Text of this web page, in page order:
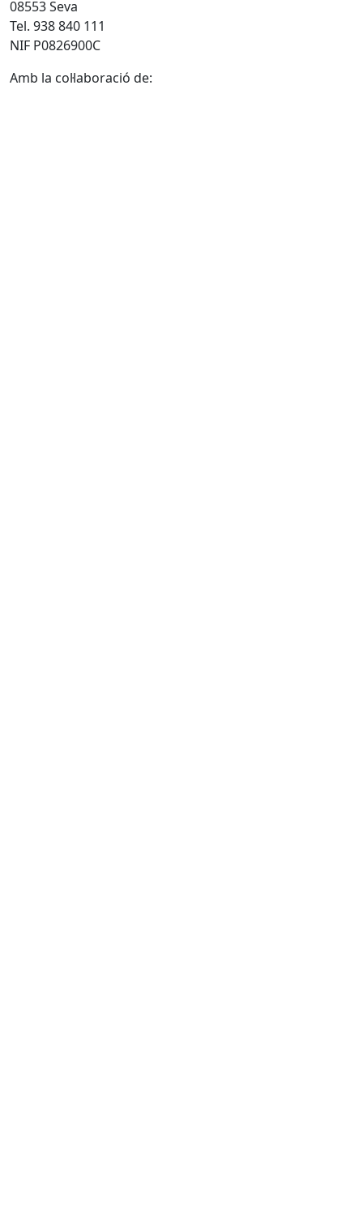
08553 Seva
Tel. 938 840 111
NIF P0826900C
Amb la col·laboració de: